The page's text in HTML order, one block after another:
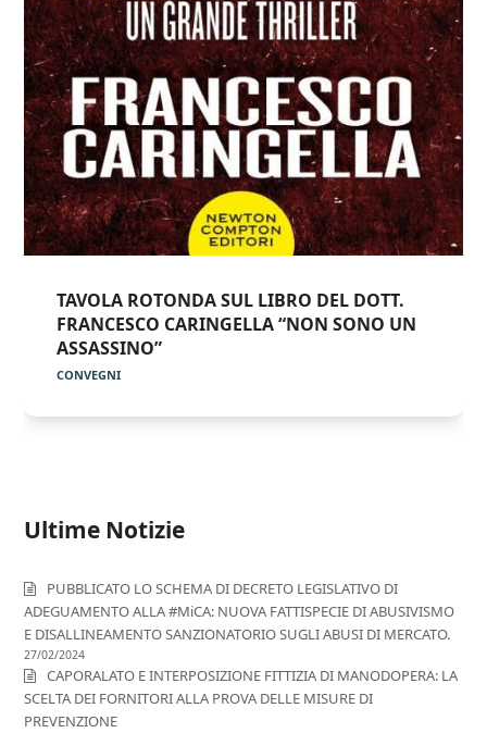
TAVOLA ROTONDA SUL LIBRO DEL DOTT.
FRANCESCO CARINGELLA “NON SONO UN
ASSASSINO”
CONVEGNI
Ultime Notizie
PUBBLICATO LO SCHEMA DI DECRETO LEGISLATIVO DI
ADEGUAMENTO ALLA #MiCA: NUOVA FATTISPECIE DI ABUSIVISMO
E DISALLINEAMENTO SANZIONATORIO SUGLI ABUSI DI MERCATO.
27/02/2024
CAPORALATO E INTERPOSIZIONE FITTIZIA DI MANODOPERA: LA
SCELTA DEI FORNITORI ALLA PROVA DELLE MISURE DI
PREVENZIONE